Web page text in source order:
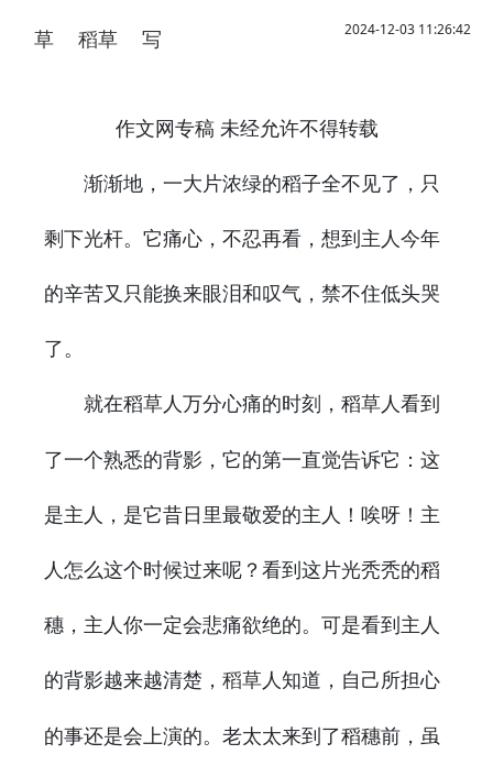
2024-12-03 11:26:42
草 稻草 写
作文网专稿 未经允许不得转载
渐渐地，一大片浓绿的稻子全不见了，只
剩下光杆。它痛心，不忍再看，想到主人今年
的辛苦又只能换来眼泪和叹气，禁不住低头哭
了。
就在稻草人万分心痛的时刻，稻草人看到
了一个熟悉的背影，它的第一直觉告诉它：这
是主人，是它昔日里最敬爱的主人！唉呀！主
人怎么这个时候过来呢？看到这片光秃秃的稻
穗，主人你一定会悲痛欲绝的。可是看到主人
的背影越来越清楚， 稻草人知道，自己所担心
的事还是会上演的。老太太来到了稻穗前，虽